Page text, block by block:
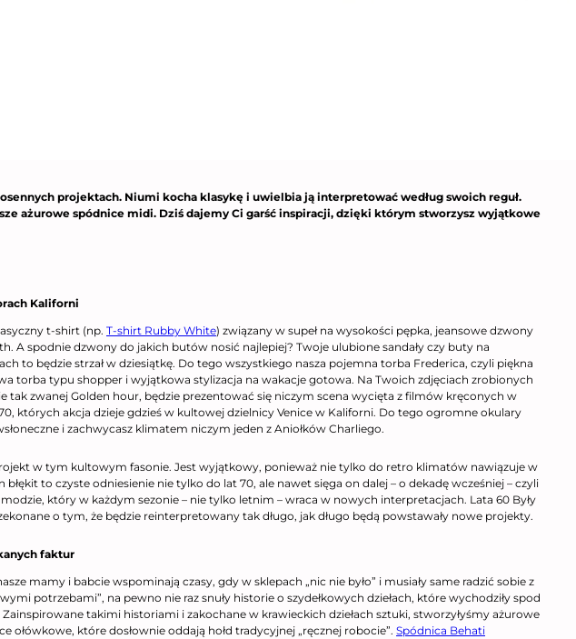
projektach. Niumi kocha klasykę i uwielbia ją interpretować według swoich reguł.
ażurowe spódnice midi. Dziś dajemy Ci garść inspiracji, dzięki którym stworzysz wyjątkowe
Kaliforni
t-shirt (np. T-shirt Rubby White) związany w supeł na wysokości pępka, jeansowe dzwony
A spodnie dzwony do jakich butów nosić najlepiej? Twoje ulubione sandały czy buty na
to będzie strzał w dziesiątkę. Do tego wszystkiego nasza pojemna torba Frederica, czyli piękna
torba typu shopper i wyjątkowa stylizacja na wakacje gotowa. Na Twoich zdjęciach zrobionych
tak zwanej Golden hour, będzie prezentować się niczym scena wycięta z filmów kręconych w
których akcja dzieje gdzieś w kultowej dzielnicy Venice w Kaliforni. Do tego ogromne okulary
i zachwycasz klimatem niczym jeden z Aniołków Charliego.
w tym kultowym fasonie. Jest wyjątkowy, ponieważ nie tylko do retro klimatów nawiązuje w
to czyste odniesienie nie tylko do lat 70, ale nawet sięga on dalej – o dekadę wcześniej – czyli
który w każdym sezonie – nie tylko letnim – wraca w nowych interpretacjach. Lata 60 Były
o tym, że będzie reinterpretowany tak długo, jak długo będą powstawały nowe projekty.
faktur
mamy i babcie wspominają czasy, gdy w sklepach „nic nie było” i musiały same radzić sobie z
potrzebami”, na pewno nie raz snuły historie o szydełkowych dziełach, które wychodziły spod
Zainspirowane takimi historiami i zakochane w krawieckich dziełach sztuki, stworzyłyśmy ażurowe
ołówkowe, które dosłownie oddają hołd tradycyjnej „ręcznej robocie”. Spódnica Behati